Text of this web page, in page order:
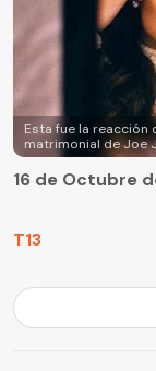
Esta fue la
matrimonial de Joe
T13
16 de Octubre